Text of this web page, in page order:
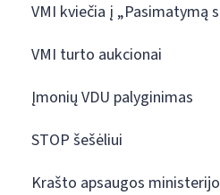
VMI kviečia į „Pasimatymą
VMI turto aukcionai
Įmonių VDU palyginimas
STOP šešėliui
Krašto apsaugos